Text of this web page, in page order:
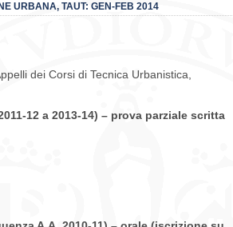
URBANA, TAUT: GEN-FEB 2014
dei Corsi di Tecnica Urbanistica,
12 a 2013-14) – prova parziale scritta